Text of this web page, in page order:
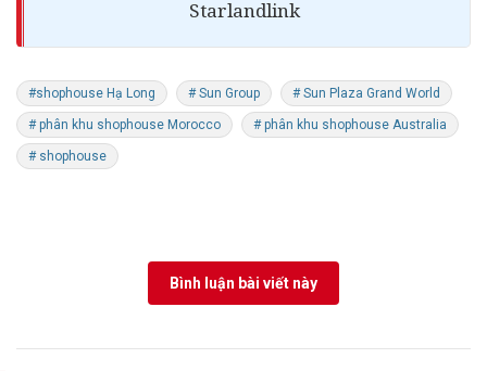
Starlandlink
#shophouse Hạ Long # Sun Group # Sun Plaza Grand World
# phân khu shophouse Morocco # phân khu shophouse Australia
# shophouse
Bình luận bài viết này